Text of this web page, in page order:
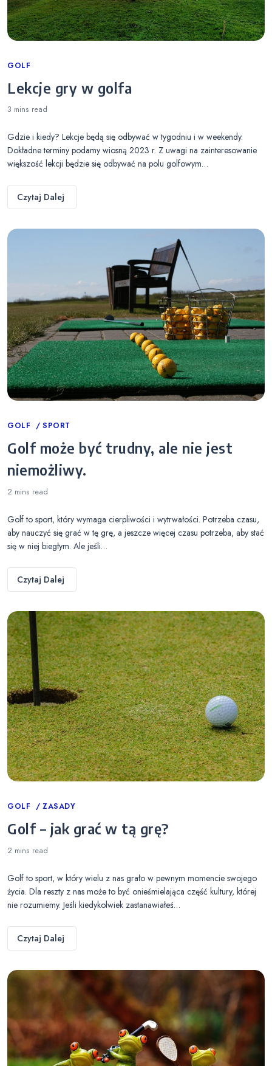
Categories
GOLF
Lekcje gry w golfa
3 mins read
Gdzie i kiedy? Lekcje będą się odbywać w tygodniu i w weekendy.
Dokładne terminy podamy wiosną 2023 r. Z uwagi na zainteresowanie
większość lekcji będzie się odbywać na polu golfowym…
Czytaj Dalej
Categories
GOLF SPORT
Golf może być trudny, ale nie jest
niemożliwy.
2 mins read
Golf to sport, który wymaga cierpliwości i wytrwałości. Potrzeba czasu,
aby nauczyć się grać w tę grę, a jeszcze więcej czasu potrzeba, aby stać
się w niej biegłym. Ale jeśli…
Czytaj Dalej
Categories
GOLF ZASADY
Golf – jak grać w tą grę?
2 mins read
Golf to sport, w który wielu z nas grało w pewnym momencie swojego
życia. Dla reszty z nas może to być onieśmielająca część kultury, której
nie rozumiemy. Jeśli kiedykolwiek zastanawiałeś…
Czytaj Dalej